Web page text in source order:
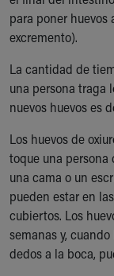
Calendar of
Community
Our Culture of
Newsroom
Our Leadership
Quality and
Unity and
Women's Board
Our History
More childhood,
Cincinnati
Your Visit
para poner huevos
excremento).
La cantidad de
una persona traga
nuevos huevos es
Los huevos de
toque una persona
una cama o un
pueden estar en
cubiertos. Los
semanas y,
dedos a la boca,